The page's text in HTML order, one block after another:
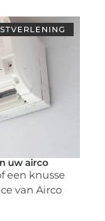
uw airco
een knusse
van Airco